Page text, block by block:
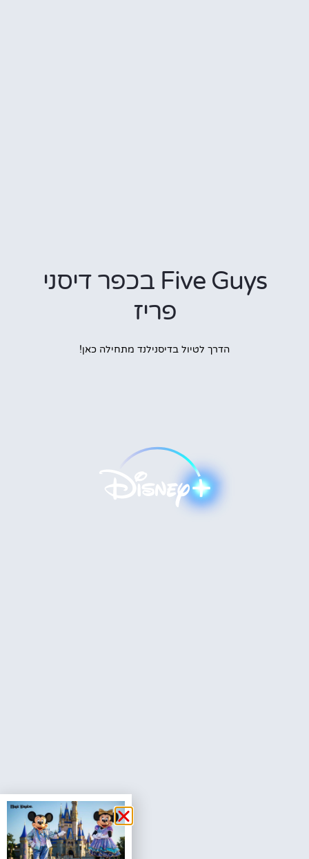
Five Guys בכפר דיסני
פריז
הדרך לטיול בדיסנילנד מתחילה כאן!